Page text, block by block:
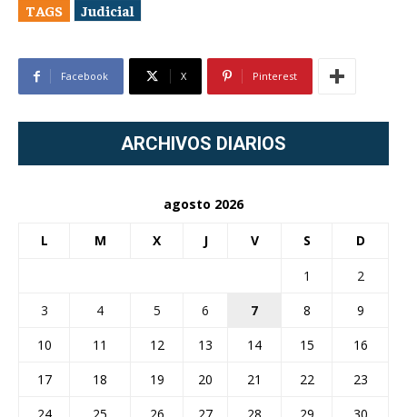
TAGS Judicial
Facebook X Pinterest
ARCHIVOS DIARIOS
agosto 2026
L M X J V S D
1
2
3
4 5 6 7 8
9
10
11 12 13 14 15
16
17
18 19 20 21 22
23